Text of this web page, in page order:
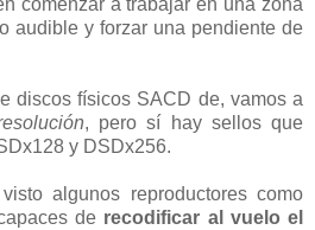
comenzar a trabajar en una zona
audible y forzar una pendiente de
discos físicos SACD de, vamos a
, pero sí hay sellos que
y DSDx256.
algunos reproductores como
de recodificar al vuelo el